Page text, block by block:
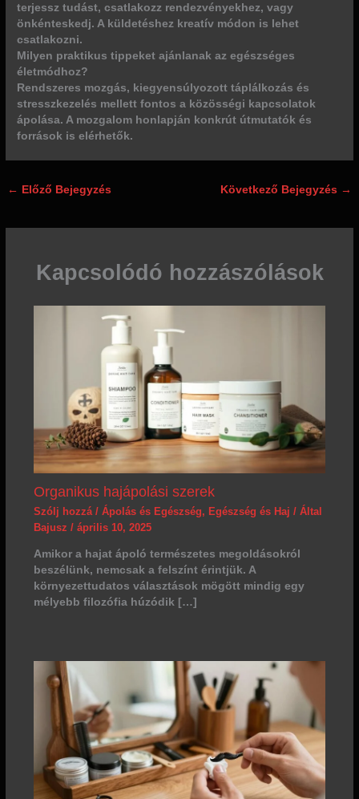
terjessz tudást, csatlakozz rendezvényekhez, vagy
önkénteskedj. A küldetéshez kreatív módon is lehet
csatlakozni.
Milyen praktikus tippeket ajánlanak az egészséges
életmódhoz?
Rendszeres mozgás, kiegyensúlyozott táplálkozás és
stresszkezelés mellett fontos a közösségi kapcsolatok
ápolása. A mozgalom honlapján konkrút útmutatók és
források is elérhetők.
← Előző Bejegyzés Következő Bejegyzés →
Kapcsolódó hozzászólások
Organikus hajápolási szerek
Szólj hozzá / Ápolás és Egészség, Egészség és Haj / Által
Bajusz / április 10, 2025
Amikor a hajat ápoló természetes megoldásokról
beszélünk, nemcsak a felszínt érintjük. A
környezettudatos választások mögött mindig egy
mélyebb filozófia húzódik […]